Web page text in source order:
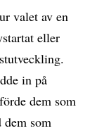
valet av en
eller
in på
dem som
dem som